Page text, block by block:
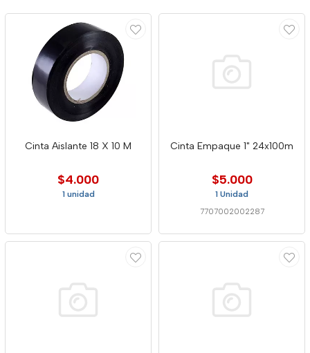
Cinta Aislante 18 X 10 M
$4.000
1 unidad
Cinta Empaque 1" 24x100m
$5.000
1 Unidad
7707002002287